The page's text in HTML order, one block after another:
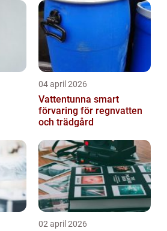
04 april 2026
Vattentunna smart
förvaring för regnvatten
och trädgård
02 april 2026